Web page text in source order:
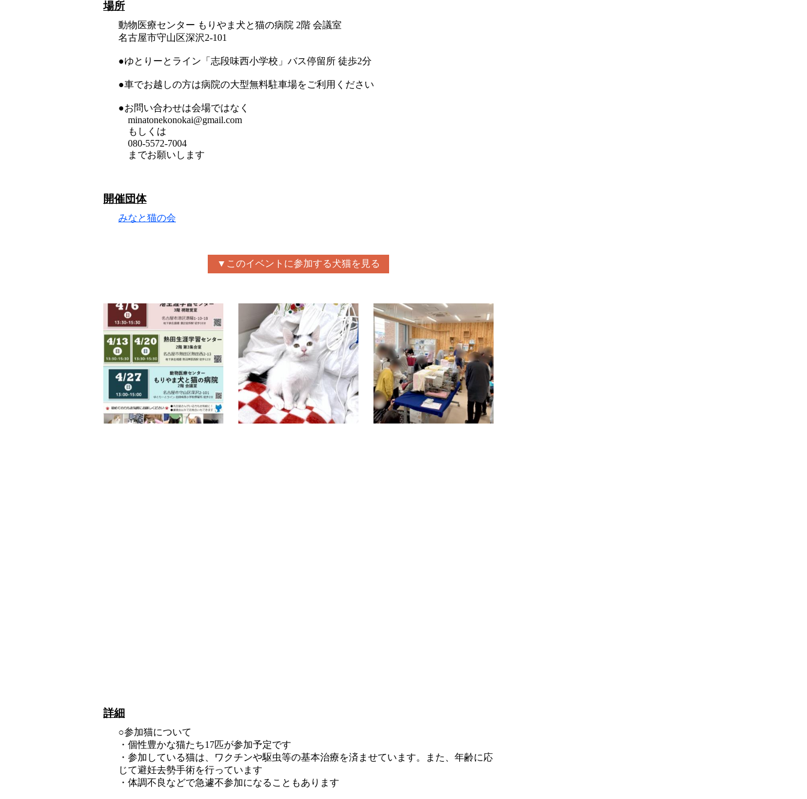
場所
動物医療センター もりやま犬と猫の病院 2階 会議室
名古屋市守山区深沢2-101
●ゆとりーとライン「志段味西小学校」バス停留所 徒歩2分
●車でお越しの方は病院の大型無料駐車場をご利用ください
●お問い合わせは会場ではなく
minatonekonokai@gmail.com
もしくは
080-5572-7004
までお願いします
開催団体
みなと猫の会
▼このイベントに参加する犬猫を見る
詳細
○参加猫について
・個性豊かな猫たち17匹が参加予定です
・参加している猫は、ワクチンや駆虫等の基本治療を済ませています。また、年齢に応
じて避妊去勢手術を行っています
・体調不良などで急遽不参加になることもあります